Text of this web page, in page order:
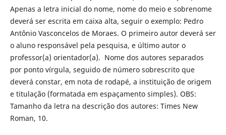
Apenas a letra inicial do nome, nome do meio e sobrenome
deverá ser escrita em caixa alta, seguir o exemplo: Pedro
Antônio Vasconcelos de Moraes. O primeiro autor deverá ser
o aluno responsável pela pesquisa, e último autor o
professor(a) orientador(a). Nome dos autores separados
por ponto vírgula, seguido de número sobrescrito que
deverá constar, em nota de rodapé, a instituição de origem
e titulação (formatada em espaçamento simples). OBS:
Tamanho da letra na descrição dos autores: Times New
Roman, 10.